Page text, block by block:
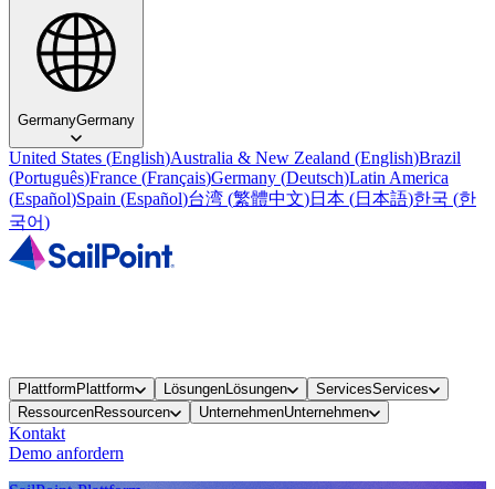
GermanyGermany
United States (English)Australia & New Zealand (English)Brazil
(Português)France (Français)Germany (Deutsch)Latin America
(Español)Spain (Español)台湾 (繁體中文)日本 (日本語)한국 (한
국어)
Plattform Plattform LösungenLösungen ServicesServices
RessourcenRessourcen UnternehmenUnternehmen
Kontakt
Demo anfordern